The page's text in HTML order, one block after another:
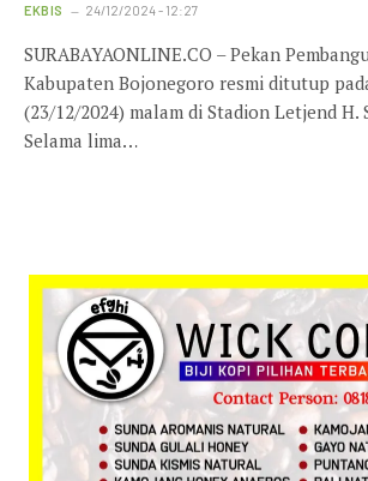
EKBIS 24/12/2024 - 12:27
SURABAYAONLINE.CO – Pekan
Kabupaten Bojonegoro resmi ditutup
(23/12/2024) malam di Stadion Letjend H.
Selama lima…